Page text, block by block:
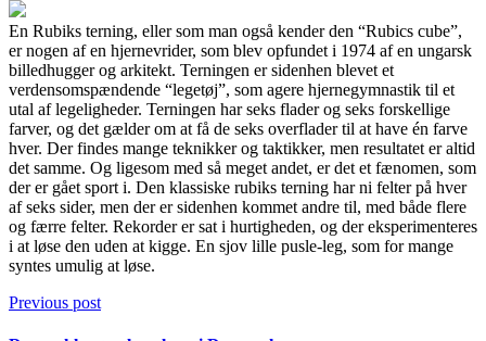
En Rubiks terning, eller som man også kender den “Rubics cube”,
er nogen af en hjernevrider, som blev opfundet i 1974 af en ungarsk
billedhugger og arkitekt. Terningen er sidenhen blevet et
verdensomspændende “legetøj”, som agere hjernegymnastik til et
utal af legeligheder. Terningen har seks flader og seks forskellige
farver, og det gælder om at få de seks overflader til at have én farve
hver. Der findes mange teknikker og taktikker, men resultatet er altid
det samme. Og ligesom med så meget andet, er det et fænomen, som
der er gået sport i. Den klassiske rubiks terning har ni felter på hver
af seks sider, men der er sidenhen kommet andre til, med både flere
og færre felter. Rekorder er sat i hurtigheden, og der eksperimenteres
i at løse den uden at kigge. En sjov lille pusle-leg, som for mange
syntes umulig at løse.
Previous post